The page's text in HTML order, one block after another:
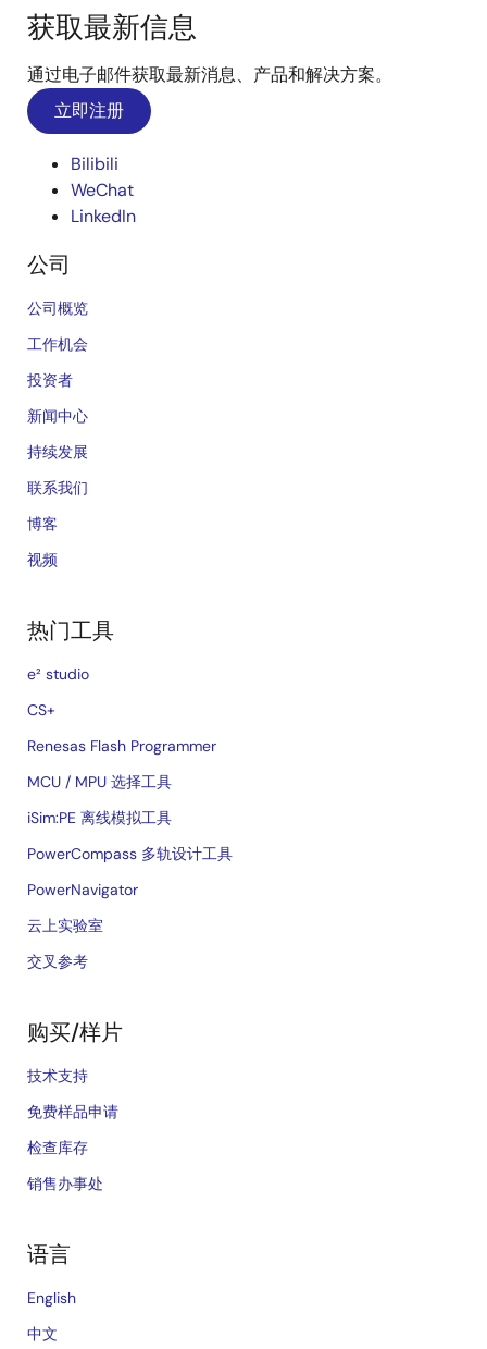
获取最新信息
通过电子邮件获取最新消息、产品和解决方案。
立即注册
Bilibili
WeChat
LinkedIn
公司
公司概览
工作机会
投资者
新闻中心
持续发展
联系我们
博客
视频
热门工具
e² studio
CS+
Renesas Flash Programmer
MCU / MPU 选择工具
iSim:PE 离线模拟工具
PowerCompass 多轨设计工具
PowerNavigator
云上实验室
交叉参考
购买/样片
技术支持
免费样品申请
检查库存
销售办事处
语言
English
中文